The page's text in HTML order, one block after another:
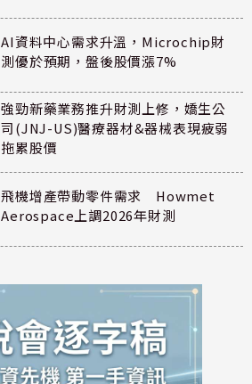
AI資料中心需求升溫，Microchip財
測優於預期，盤後股價漲7%
強勁新藥業務推升財測上修，嬌生公
司(JNJ-US)醫療器材&器械表現疲弱
拖累股價
飛機增產帶動零件需求 Howmet
Aerospace上調2026年財測